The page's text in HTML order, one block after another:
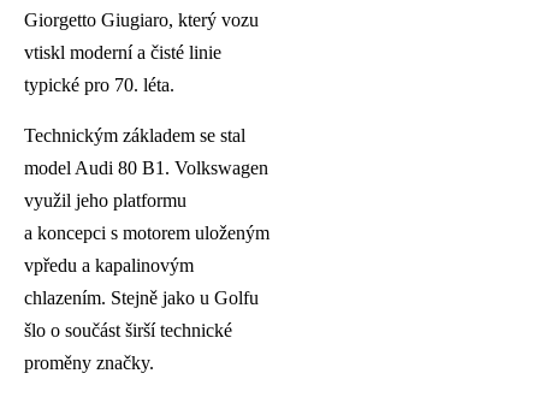
Giorgetto Giugiaro, který vozu
vtiskl moderní a čisté linie
typické pro 70. léta.
Technickým základem se stal
model Audi 80 B1. Volkswagen
využil jeho platformu
a koncepci s motorem uloženým
vpředu a kapalinovým
chlazením. Stejně jako u Golfu
šlo o součást širší technické
proměny značky.